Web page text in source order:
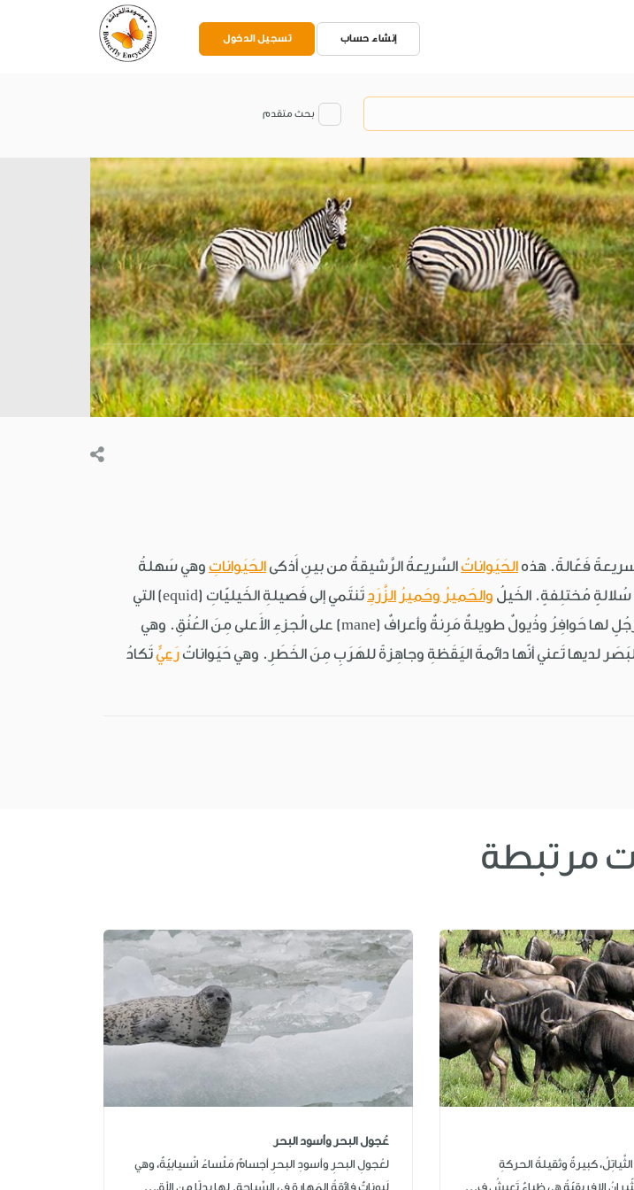
إنشاء حساب تسجيل الدخول
بحث متقدم
فَعّالةً. هذه الحَيَواناتُالسَّريعةُ الرَّشيقةُ من بينِ أَذكى الحَيَواناتِ وهي سَهلةُ
والحَميرُ وحَميرُ الزَّرَدِ
تَنتَمي إلى فَصيلةِ الخَيليّاتِ (equid) التي
ثَدييّاتٌ ذاتُ قَوائمَ طويلةٍ وأرجُلٍ لها حَوافِرُ وذُيولٌ طويلةٌ مَرِنةٌ وأعرافٌ (mane) على الُجزءِ الأَعلى مِنَ العُنُقِ. وهي
لديها تَعني أنّها دائمةَ اليَقَظةِ وجاهِزةً للهَرَبِ مِنَ الخَطَرِ. وهي حَيَواناتُ رَعيٍّ تَكادُ
مرتبطة
الثَّياتِلُ، كبيرةٌ وثقيلةُ الحركةِ
الإفريقيّةُ هي ظِباءٌ تَعيشُ ف...
عُجول البحر وأسود البحر
لعُجولِ البحرِ وأسودِ البحرِ أجسامٌ مَلْساءُ انْسيابيّةٌ، وهي
لَبوناتٌ فائقةُ المَهارةِ في السِّباحةِ. لها بدلًا من الأق...